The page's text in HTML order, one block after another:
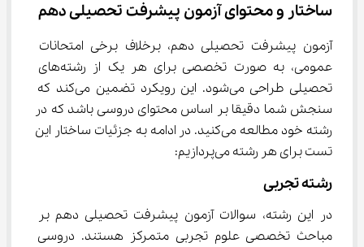
ساختار و محتوای آزمون پیشرفت تحصیلی دهم
آزمون پیشرفت تحصیلی دهم، برخلاف برخی امتحانات
عمومی، به صورت تخصصی برای هر یک از رشته‌های
تحصیلی طراحی می‌شود. این رویکرد تضمین می‌کند که
سنجش شما دقیقا بر اساس محتوای دروسی باشد که در
رشته خود مطالعه می‌کنید. در ادامه به جزئیات ساختار این
تست برای هر رشته می‌پردازیم:
رشته تجربی
در این رشته، سوالات آزمون پیشرفت تحصیلی دهم بر
مباحث تخصصی علوم تجربی متمرکز هستند. دروسی